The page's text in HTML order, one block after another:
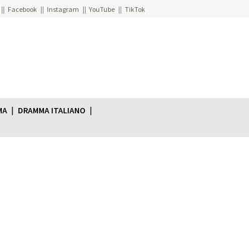
Facebook Instagram YouTube TikTok
DRAMMA ITALIANO